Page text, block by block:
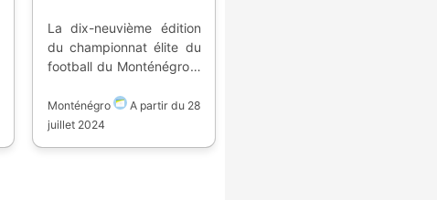
La dix-neuvième édition
du championnat élite du
football du Monténégro a
mai 2025. Dix équipes
s'affrontent pour la place
Monténégro A partir du 28
juillet 2024